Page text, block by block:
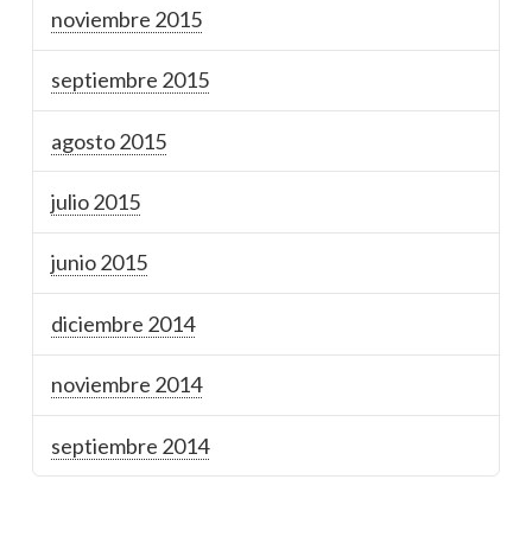
noviembre 2015
septiembre 2015
agosto 2015
julio 2015
junio 2015
diciembre 2014
noviembre 2014
septiembre 2014